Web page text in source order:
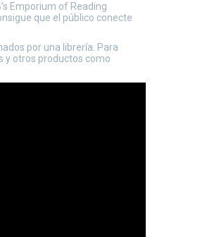
Emporium of Reading
que el público conecte
por una librería. Para
y otros productos como